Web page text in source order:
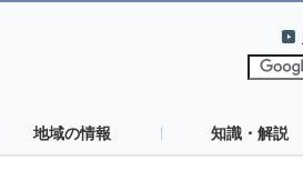
地域の情報 知識・解説